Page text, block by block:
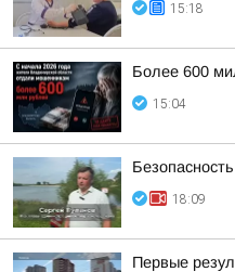
15:18
Более 600
15:04
18:09
Первые